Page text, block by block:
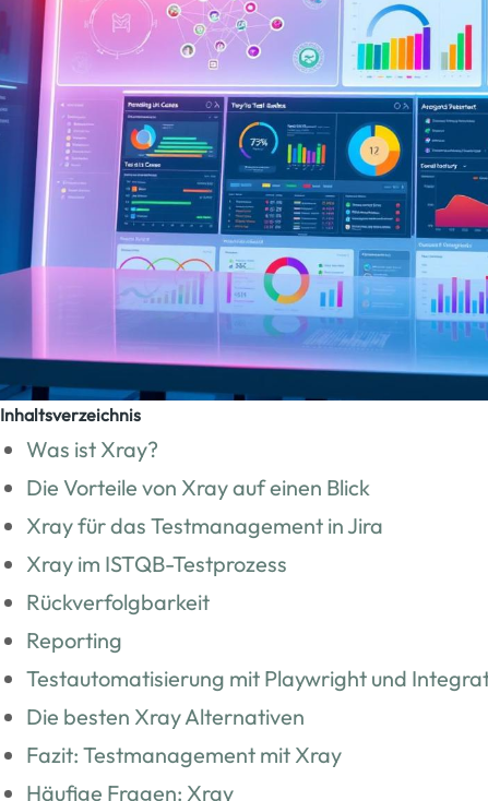
Inhaltsverzeichnis
Was ist Xray?
Die Vorteile von Xray auf einen Blick
Xray für das Testmanagement in Jira
Xray im ISTQB-Testprozess
Rückverfolgbarkeit
Reporting
Testautomatisierung mit Playwright und
Die besten Xray Alternativen
Fazit: Testmanagement mit Xray
Häufige Fragen: Xray